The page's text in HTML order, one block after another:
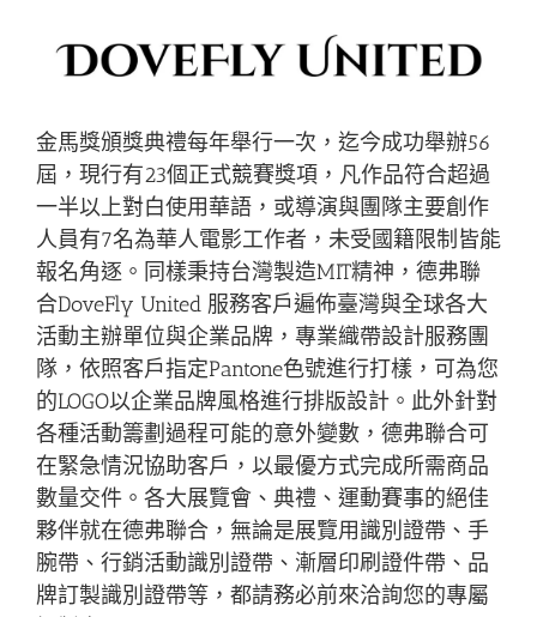
金馬獎頒獎典禮每年舉行一次，迄今成功舉辦56
屆，現行有23個正式競賽獎項，凡作品符合超過
一半以上對白使用華語，或導演與團隊主要創作
人員有7名為華人電影工作者，未受國籍限制皆能
報名角逐。同樣秉持台灣製造MIT精神，德弗聯
合DoveFly United 服務客戶遍佈臺灣與全球各大
活動主辦單位與企業品牌，專業織帶設計服務團
隊，依照客戶指定Pantone色號進行打樣，可為您
的LOGO以企業品牌風格進行排版設計。此外針對
各種活動籌劃過程可能的意外變數，德弗聯合可
在緊急情況協助客戶，以最優方式完成所需商品
數量交件。各大展覽會、典禮、運動賽事的絕佳
夥伴就在德弗聯合，無論是展覽用識別證帶、手
腕帶、行銷活動識別證帶、漸層印刷證件帶、品
牌訂製識別證帶等，都請務必前來洽詢您的專屬